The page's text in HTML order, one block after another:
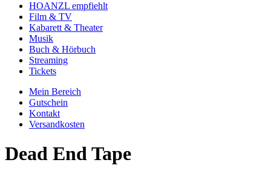
HOANZL empfiehlt
Film & TV
Kabarett & Theater
Musik
Buch & Hörbuch
Streaming
Tickets
Mein Bereich
Gutschein
Kontakt
Versandkosten
Dead End Tape